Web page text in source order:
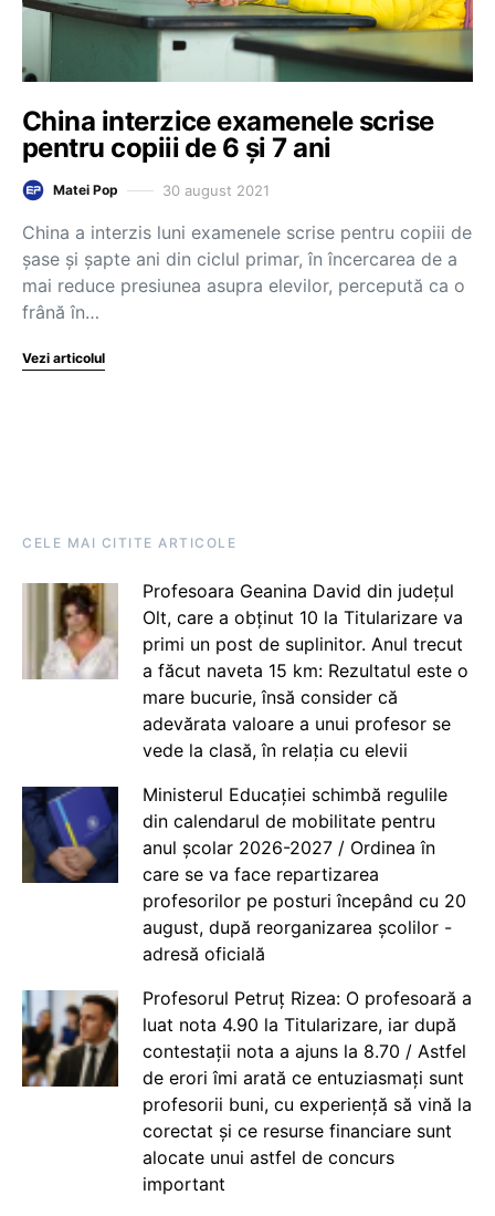
China interzice examenele scrise
pentru copiii de 6 și 7 ani
Matei Pop 30 august 2021
China a interzis luni examenele scrise pentru copiii de
şase şi şapte ani din ciclul primar, în încercarea de a
mai reduce presiunea asupra elevilor, percepută ca o
frână în…
Vezi articolul
CELE MAI CITITE ARTICOLE
Profesoara Geanina David din județul
Olt, care a obținut 10 la Titularizare va
primi un post de suplinitor. Anul trecut
a făcut naveta 15 km: Rezultatul este o
mare bucurie, însă consider că
adevărata valoare a unui profesor se
vede la clasă, în relația cu elevii
Ministerul Educației schimbă regulile
din calendarul de mobilitate pentru
anul școlar 2026-2027 / Ordinea în
care se va face repartizarea
profesorilor pe posturi începând cu 20
august, după reorganizarea școlilor -
adresă oficială
Profesorul Petruț Rizea: O profesoară a
luat nota 4.90 la Titularizare, iar după
contestații nota a ajuns la 8.70 / Astfel
de erori îmi arată ce entuziasmați sunt
profesorii buni, cu experiență să vină la
corectat și ce resurse financiare sunt
alocate unui astfel de concurs
important